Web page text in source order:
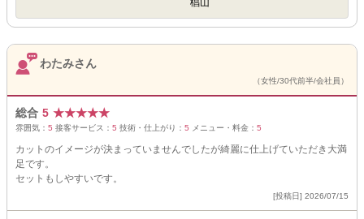
椙山
わたみさん
（女性/30代前半/会社員）
総合 5 ★★★★★
雰囲気： 5 接客サービス： 5 技術・仕上がり： 5 メニュー・料金： 5
カットのイメージが決まっていませんでしたが綺麗に仕上げていただき大満
足です。
セットもしやすいです。
[投稿日] 2026/07/15